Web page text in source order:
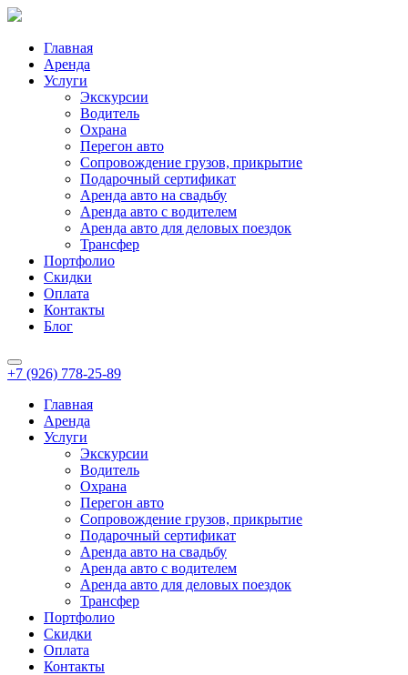
Главная
Аренда
Услуги
Экскурсии
Водитель
Охрана
Перегон авто
Сопровождение грузов, прикрытие
Подарочный сертификат
Аренда авто на свадьбу
Аренда авто с водителем
Аренда авто для деловых поездок
Трансфер
Портфолио
Скидки
Оплата
Контакты
Блог
+7 (926) 778-25-89
Главная
Аренда
Услуги
Экскурсии
Водитель
Охрана
Перегон авто
Сопровождение грузов, прикрытие
Подарочный сертификат
Аренда авто на свадьбу
Аренда авто с водителем
Аренда авто для деловых поездок
Трансфер
Портфолио
Скидки
Оплата
Контакты